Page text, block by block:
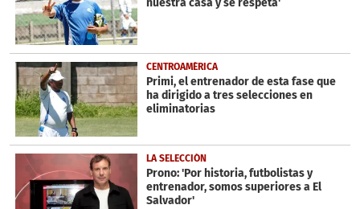
nuestra casa y se respeta'
CENTROAMÉRICA
Primi, el entrenador de esta fase que
ha dirigido a tres selecciones en
eliminatorias
LA SELECCIÓN
Prono: 'Por historia, futbolistas y
entrenador, somos superiores a El
Salvador'